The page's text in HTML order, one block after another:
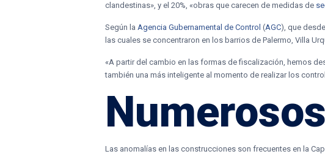
clandestinas», y el 20%, «obras que carecen de medidas de
Según laAgencia Gubernamental de Control (AGC), que
las cuales se concentraron en los barrios de Palermo, Villa
«A partir del cambio en las formas de fiscalización, hemos
también una más inteligente al momento de realizar los
Las anomalías en las construcciones son frecuentes en la